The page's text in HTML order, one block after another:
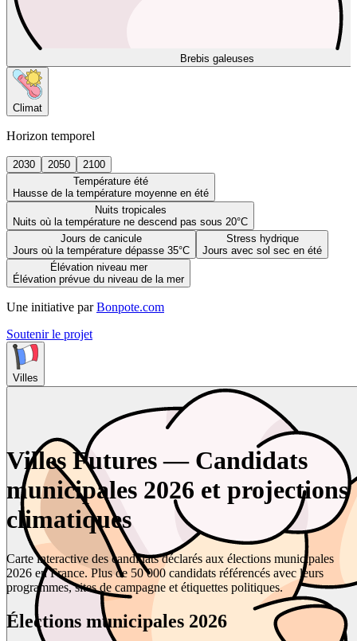
Brebis galeuses
Climat
Horizon temporel
2030 2050
2100
Température été
Hausse de la température moyenne en été
Nuits tropicales
Nuits où la température ne descend pas sous 20°C
Jours de canicule
Jours où la température dépasse 35°C
Stress hydrique
Jours avec sol sec en été
Élévation niveau mer
Élévation prévue du niveau de la mer
Une initiative par Bonpote.com
Soutenir le projet
Villes
Villes Futures — Candidats
municipales 2026 et projections
climatiques
Carte interactive des candidats déclarés aux élections municipales
2026 en France. Plus de 50 000 candidats référencés avec leurs
programmes, sites de campagne et étiquettes politiques.
Élections municipales 2026